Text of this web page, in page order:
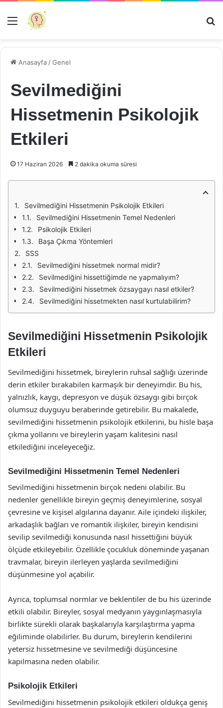
Menü
Anasayfa /Genel
Sevilmediğini
Hissetmenin Psikolojik
Etkileri
17 Haziran 2026 2 dakika okuma süresi
Sevilmediğini Hissetmenin Psikolojik Etkileri
Sevilmediğini Hissetmenin Temel Nedenleri
Psikolojik Etkileri
Başa Çıkma Yöntemleri
SSS
Sevilmediğini hissetmek normal midir?
Sevilmediğini hissettiğimde ne yapmalıyım?
Sevilmediğini hissetmek özsaygayı nasıl etkiler?
Sevilmediğini hissetmekten nasıl kurtulabilirim?
Sevilmediğini Hissetmenin Psikolojik
Etkileri
Sevilmediğini hissetmek, bireylerin ruhsal sağlığı üzerinde
derin etkiler bırakabilen karmaşık bir deneyimdir. Bu his,
yalnızlık, kaygı, depresyon ve düşük özsaygı gibi birçok
olumsuz duyguyu beraberinde getirebilir. Bu makalede,
sevilmediğini hissetmenin psikolojik etkilerini, bu hisle başa
çıkma yollarını ve bireylerin yaşam kalitesini nasıl
etkilediğini inceleyeceğiz.
Sevilmediğini Hissetmenin Temel Nedenleri
Sevilmediğini hissetmenin birçok nedeni olabilir. Bu
nedenler genellikle bireyin geçmiş deneyimlerine, sosyal
çevresine ve kişisel algılarına dayanır. Aile içindeki ilişkiler,
arkadaşlık bağları ve romantik ilişkiler, bireyin kendisini
sevilip sevilmediği konusunda nasıl hissettiğini büyük
ölçüde etkileyebilir. Özellikle çocukluk döneminde yaşanan
travmalar, bireyin ilerleyen yaşlarda sevilmediğini
düşünmesine yol açabilir.
Ayrıca, toplumsal normlar ve beklentiler de bu his üzerinde
etkili olabilir. Bireyler, sosyal medyanın yaygınlaşmasıyla
birlikte sürekli olarak başkalarıyla karşılaştırma yapma
eğiliminde olabilirler. Bu durum, bireylerin kendilerini
yetersiz hissetmesine ve sevilmediği düşüncesine
kapılmasına neden olabilir.
Psikolojik Etkileri
Sevilmediğini hissetmenin psikolojik etkileri oldukça geniş